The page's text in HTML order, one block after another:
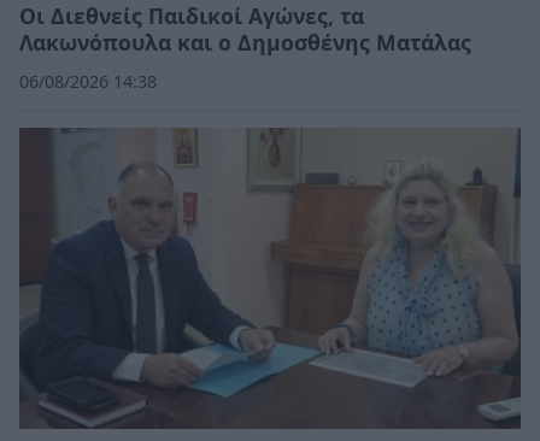
Οι Διεθνείς Παιδικοί Αγώνες, τα
Λακωνόπουλα και ο Δημοσθένης Ματάλας
06/08/2026 14:38